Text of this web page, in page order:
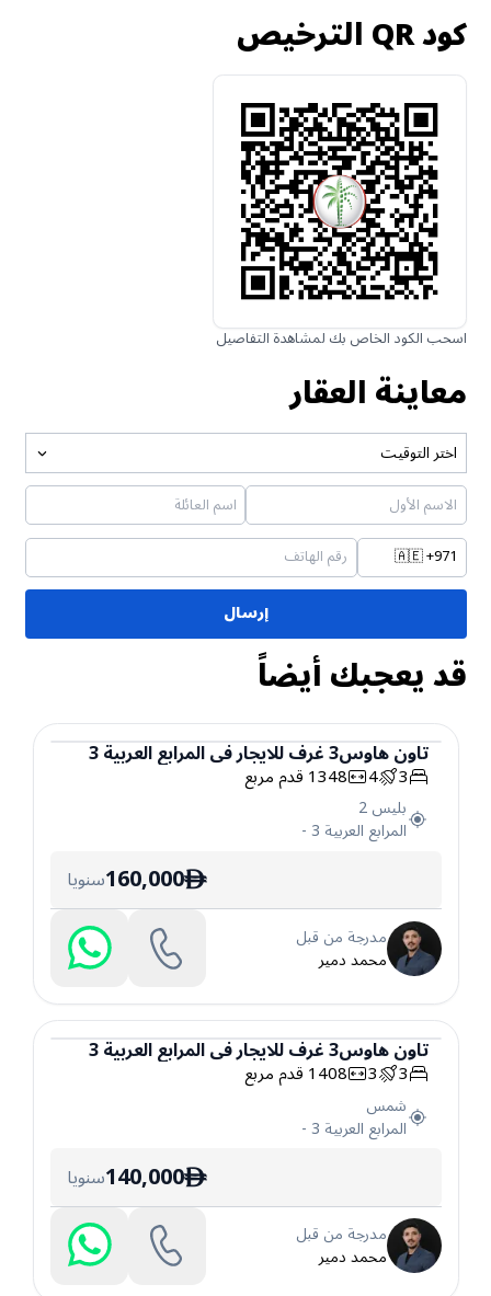
كود QR الترخيص
اسحب الكود الخاص بك لمشاهدة التفاصيل
معاينة العقار
اختر التوقيت
🇦🇪+971
إرسال
قد يعجبك أيضاً
تاون هاوس
تاون هاوس3غرفللايجارفيالمرابع العربية 3
3
4
1348قدم مربع
بليس 2
المرابع العربية 3 -
ê
160,000سنويا
مدرجة من قبل
محمد دمير
تاون هاوس
تاون هاوس3غرفللايجارفيالمرابع العربية 3
3
3
1408قدم مربع
شمس
المرابع العربية 3 -
ê
140,000سنويا
مدرجة من قبل
محمد دمير